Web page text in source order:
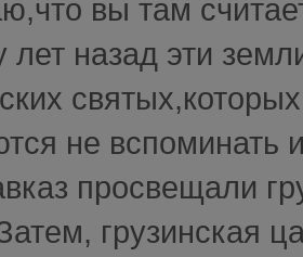
вы там
лет назад эти
не вспоминать
просвещали
грузинская